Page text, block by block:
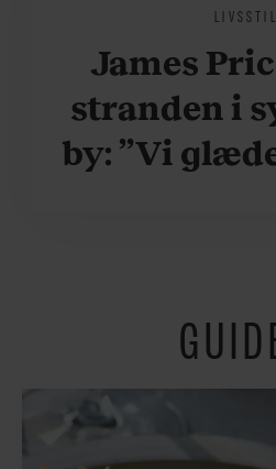
LIVSSTIL
James
stranden i
by: ”Vi